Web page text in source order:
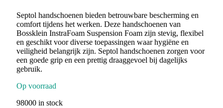
Septol handschoenen bieden betrouwbare bescherming en
comfort tijdens het werken. Deze handschoenen van
Bossklein InstraFoam Suspension Foam zijn stevig, flexibel
en geschikt voor diverse toepassingen waar hygiëne en
veiligheid belangrijk zijn. Septol handschoenen zorgen voor
een goede grip en een prettig draaggevoel bij dagelijks
gebruik.
Op voorraad
98000 in stock